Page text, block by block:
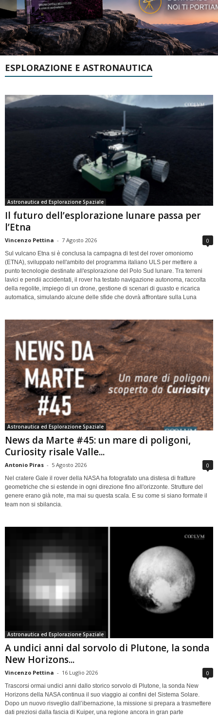
ESPLORAZIONE E ASTRONAUTICA
Astronautica ed Esplorazione Spaziale
Il futuro dell’esplorazione lunare passa per
l’Etna
Vincenzo Pettina - 7 Agosto 2026 0
Sul vulcano Etna si è conclusa la campagna di test del rover omoniomo
(ETNA), sviluppato nell'ambito del programma italiano ULS per mettere a
punto tecnologie destinate all'esplorazione del Polo Sud lunare. Tra terreni
lavici e pendii accidentati, il rover ha testato navigazione autonoma, raccolta
della regolite, impiego di un drone, gestione di scenari di guasto e ricarica
automatica, simulando alcune delle sfide che dovrà affrontare sulla Luna
Astronautica ed Esplorazione Spaziale
News da Marte #45: un mare di poligoni,
Curiosity risale Valle...
Antonio Piras - 5 Agosto 2026 0
Nel cratere Gale il rover della NASA ha fotografato una distesa di fratture
geometriche che si estende in ogni direzione fino all'orizzonte. Strutture del
genere erano già note, ma mai su questa scala. E su come si siano formate il
team non si sbilancia.
Astronautica ed Esplorazione Spaziale
A undici anni dal sorvolo di Plutone, la sonda
New Horizons...
Vincenzo Pettina - 16 Luglio 2026 0
Trascorsi ormai undici anni dallo storico sorvolo di Plutone, la sonda New
Horizons della NASA continua il suo viaggio ai confini del Sistema Solare.
Dopo un nuovo risveglio dall’ibernazione, la missione si prepara a trasmettere
dati preziosi dalla fascia di Kuiper, una regione ancora in gran parte